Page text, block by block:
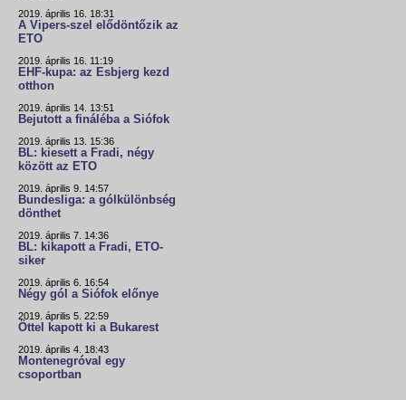
2019. április 16. 18:31
A Vipers-szel elődöntőzik az
ETO
2019. április 16. 11:19
EHF-kupa: az Esbjerg kezd
otthon
2019. április 14. 13:51
Bejutott a fináléba a Siófok
2019. április 13. 15:36
BL: kiesett a Fradi, négy
között az ETO
2019. április 9. 14:57
Bundesliga: a gólkülönbség
dönthet
2019. április 7. 14:36
BL: kikapott a Fradi, ETO-
siker
2019. április 6. 16:54
Négy gól a Siófok előnye
2019. április 5. 22:59
Öttel kapott ki a Bukarest
2019. április 4. 18:43
Montenegróval egy
csoportban